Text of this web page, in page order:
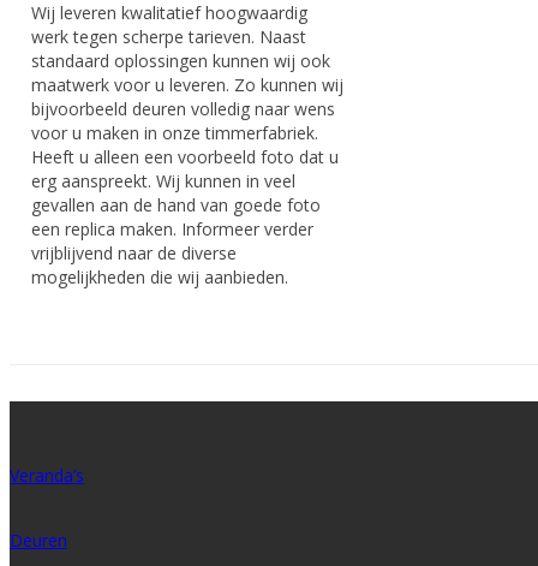
Wij leveren kwalitatief hoogwaardig
werk tegen scherpe tarieven. Naast
standaard oplossingen kunnen wij ook
maatwerk voor u leveren. Zo kunnen wij
bijvoorbeeld deuren volledig naar wens
voor u maken in onze timmerfabriek.
Heeft u alleen een voorbeeld foto dat u
erg aanspreekt. Wij kunnen in veel
gevallen aan de hand van goede foto
een replica maken. Informeer verder
vrijblijvend naar de diverse
mogelijkheden die wij aanbieden.
Veranda’s
Deuren